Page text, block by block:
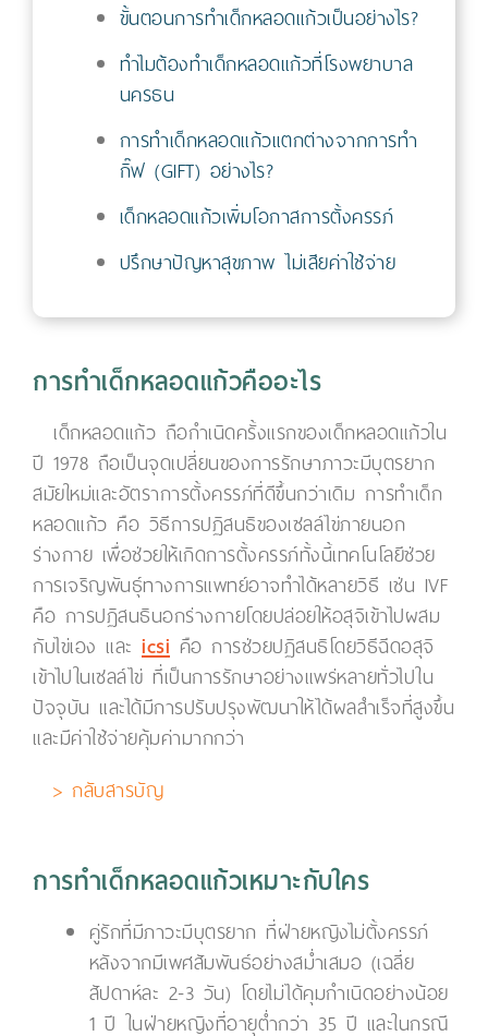
ขั้นตอนการทำเด็กหลอดแก้วเป็นอย่างไร?
ทำไมต้องทำเด็กหลอดแก้วที่โรงพยาบาล
นครธน
การทำเด็กหลอดแก้วแตกต่างจากการทำ
กิ๊ฟ (GIFT) อย่างไร?
เด็กหลอดแก้วเพิ่มโอกาสการตั้งครรภ์
ปรึกษาปัญหาสุขภาพ ไม่เสียค่าใช้จ่าย
การทำเด็กหลอดแก้วคืออะไร
เด็กหลอดแก้ว ถือกำเนิดครั้งแรกของเด็กหลอดแก้วใน
ปี 1978 ถือเป็นจุดเปลี่ยนของการรักษาภาวะมีบุตรยาก
สมัยใหม่และอัตราการตั้งครรภ์ที่ดีขึ้นกว่าเดิม การทำเด็ก
หลอดแก้ว คือ วิธีการปฏิสนธิของเซลล์ไข่ภายนอก
ร่างกาย เพื่อช่วยให้เกิดการตั้งครรภ์ทั้งนี้เทคโนโลยีช่วย
การเจริญพันธุ์ทางการแพทย์อาจทำได้หลายวิธี เช่น IVF
คือ การปฏิสนธินอกร่างกายโดยปล่อยให้อสุจิเข้าไปผสม
กับไข่เอง และ icsi คือ การช่วยปฏิสนธิโดยวิธีฉีดอสุจิ
เข้าไปในเซลล์ไข่ ที่เป็นการรักษาอย่างแพร่หลายทั่วไปใน
ปัจจุบัน และได้มีการปรับปรุงพัฒนาให้ได้ผลสำเร็จที่สูงขึ้น
และมีค่าใช้จ่ายคุ้มค่ามากกว่า
> กลับสารบัญ
การทำเด็กหลอดแก้วเหมาะกับใคร
คู่รักที่มีภาวะมีบุตรยาก ที่ฝ่ายหญิงไม่ตั้งครรภ์
หลังจากมีเพศสัมพันธ์อย่างสม่ำเสมอ (เฉลี่ย
สัปดาห์ละ 2-3 วัน) โดยไม่ได้คุมกำเนิดอย่างน้อย
1 ปี ในฝ่ายหญิงที่อายุต่ำกว่า 35 ปี และในกรณี